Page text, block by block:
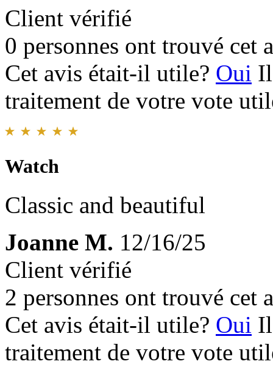
Client vérifié
0 personnes ont trouvé cet
Cet avis était-il utile? Oui
traitement de votre vote
Watch
Classic and beautiful
Joanne M. 12/16/25
Client vérifié
2 personnes ont trouvé cet
Cet avis était-il utile? Oui
traitement de votre vote